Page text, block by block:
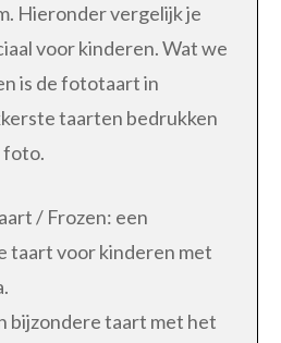
Hieronder vergelijk je
voor kinderen. Wat we
is de fototaart in
taarten bedrukken
foto.
/ Frozen: een
taart voor kinderen met
bijzondere taart met het